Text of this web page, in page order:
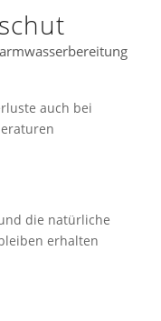
auch bei
die natürliche
erhalten